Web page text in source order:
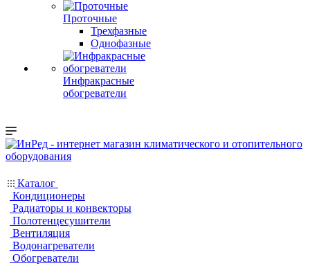
Проточные
Трехфазные
Однофазные
Инфракрасные
обогреватели
Каталог
Кондиционеры
Радиаторы и конвекторы
Полотенцесушители
Вентиляция
Водонагреватели
Обогреватели